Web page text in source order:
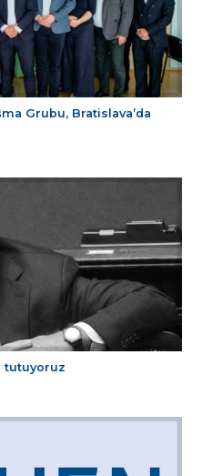
Grubu, Bratislava’da
tutuyoruz